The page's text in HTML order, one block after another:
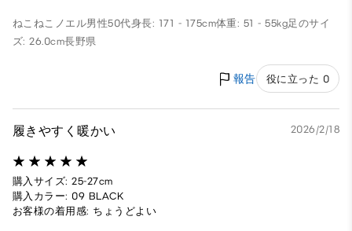
ねこねこノエル男性50代身長: 171 - 175cm体重: 51 - 55kg足のサイ
ズ: 26.0cm長野県
報告 役に立った 0
履きやすく暖かい 2026/2/18
購入サイズ: 25-27cm
購入カラー: 09 BLACK
お客様の着用感: ちょうどよい